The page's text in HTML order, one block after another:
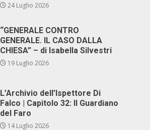
24 Luglio 2026
“GENERALE CONTRO
GENERALE. IL CASO DALLA
CHIESA” – di Isabella Silvestri
19 Luglio 2026
L’Archivio dell’Ispettore Di
Falco | Capitolo 32: Il Guardiano
del Faro
14 Luglio 2026